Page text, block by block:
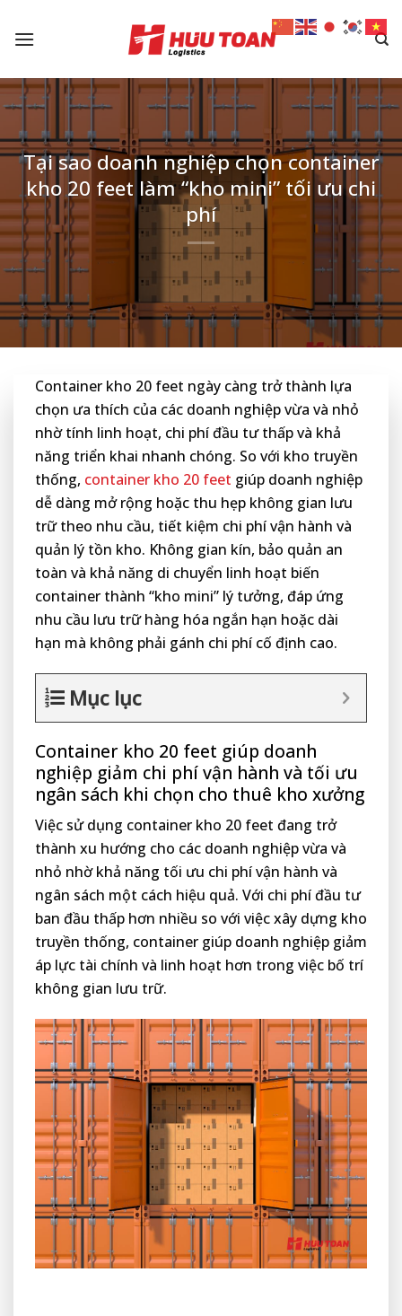
Tại sao doanh nghiệp chọn container
kho 20 feet làm “kho mini” tối ưu chi
phí
Container kho 20 feet ngày càng trở thành lựa
chọn ưa thích của các doanh nghiệp vừa và nhỏ
nhờ tính linh hoạt, chi phí đầu tư thấp và khả
năng triển khai nhanh chóng. So với kho truyền
thống, container kho 20 feet giúp doanh nghiệp
dễ dàng mở rộng hoặc thu hẹp không gian lưu
trữ theo nhu cầu, tiết kiệm chi phí vận hành và
quản lý tồn kho. Không gian kín, bảo quản an
toàn và khả năng di chuyển linh hoạt biến
container thành “kho mini” lý tưởng, đáp ứng
nhu cầu lưu trữ hàng hóa ngắn hạn hoặc dài
hạn mà không phải gánh chi phí cố định cao.
Mục lục
Container kho 20 feet giúp doanh
nghiệp giảm chi phí vận hành và tối ưu
ngân sách khi chọn cho thuê kho xưởng
Việc sử dụng container kho 20 feet đang trở
thành xu hướng cho các doanh nghiệp vừa và
nhỏ nhờ khả năng tối ưu chi phí vận hành và
ngân sách một cách hiệu quả. Với chi phí đầu tư
ban đầu thấp hơn nhiều so với việc xây dựng kho
truyền thống, container giúp doanh nghiệp giảm
áp lực tài chính và linh hoạt hơn trong việc bố trí
không gian lưu trữ.